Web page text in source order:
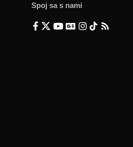
Spoj sa s nami